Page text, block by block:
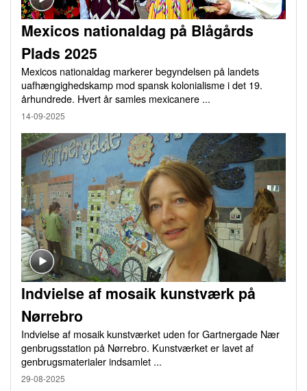
Mexicos nationaldag på Blågårds
Plads 2025
Mexicos nationaldag markerer begyndelsen på landets
uafhængighedskamp mod spansk kolonialisme i det 19.
århundrede. Hvert år samles mexicanere ...
14-09-2025
Indvielse af mosaik kunstværk på
Nørrebro
Indvielse af mosaik kunstværket uden for Gartnergade Nær
genbrugsstation på Nørrebro. Kunstværket er lavet af
genbrugsmaterialer indsamlet ...
29-08-2025